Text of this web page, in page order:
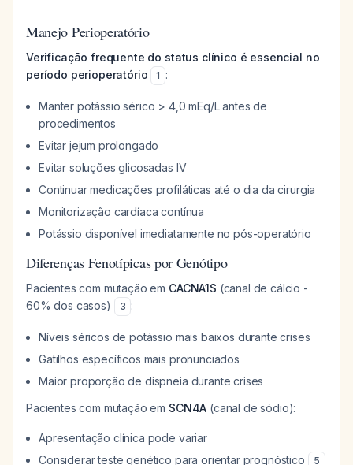
Manejo Perioperatório
Verificação frequente do status clínico é essencial no
período perioperatório
1 :
Manter potássio sérico > 4,0 mEq/L antes de
procedimentos
Evitar jejum prolongado
Evitar soluções glicosadas IV
Continuar medicações profiláticas até o dia da cirurgia
Monitorização cardíaca contínua
Potássio disponível imediatamente no pós-operatório
Diferenças Fenotípicas por Genótipo
Pacientes com mutação em CACNA1S (canal de cálcio -
60% dos casos)
3 :
Níveis séricos de potássio mais baixos durante crises
Gatilhos específicos mais pronunciados
Maior proporção de dispneia durante crises
Pacientes com mutação em SCN4A (canal de sódio):
Apresentação clínica pode variar
Considerar teste genético para orientar prognóstico
5